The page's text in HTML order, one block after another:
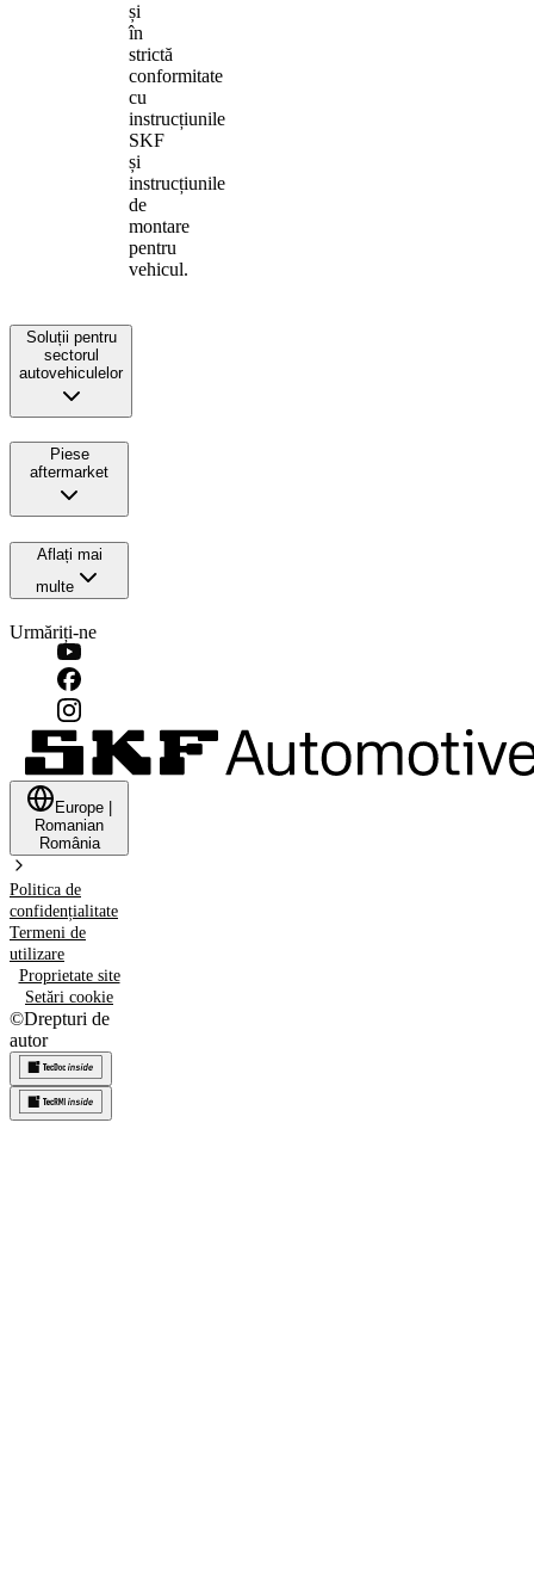
și
în
strictă
conformitate
cu
instrucțiunile
SKF
și
instrucțiunile
de
montare
pentru
vehicul.
Soluții pentru
sectorul
autovehiculelor
Piese
aftermarket
Aflați mai
multe
Urmăriți-ne
Europe
Romanian
România
Politica de
confidențialitate
Termeni de
utilizare
Proprietate site
Setări cookie
©Drepturi de
autor